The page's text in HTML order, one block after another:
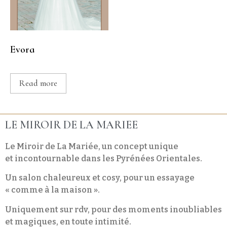
Evora
Read more
LE MIROIR DE LA MARIEE
Le Miroir de La Mariée, un concept unique
et incontournable dans les Pyrénées Orientales.
Un salon chaleureux et cosy, pour un essayage
« comme à la maison ».
Uniquement sur rdv, pour des moments inoubliables
et magiques, en toute intimité.